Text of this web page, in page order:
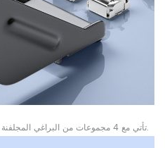
تأتي مع 4 مجموعات من البراغي المجلفنة للخزانة، 4 أشرطة، ودليل تعليمات واحد.